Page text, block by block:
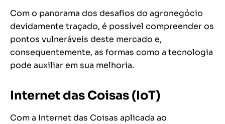
Com o panorama dos desafios do agronegócio
devidamente traçado, é possível compreender os
pontos vulneráveis deste mercado e,
consequentemente, as formas como a tecnologia
pode auxiliar em sua melhoria.
Internet das Coisas (IoT)
Com a Internet das Coisas aplicada ao